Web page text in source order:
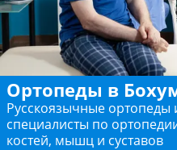
Ортопеды в
Русскоязычные
специалисты по
костей, мышц и суставов